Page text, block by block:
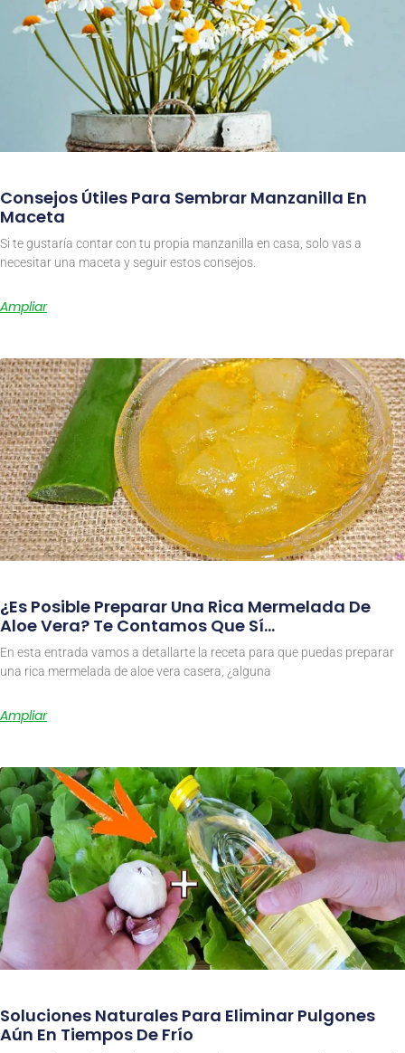
Consejos Útiles Para Sembrar Manzanilla En
Maceta
Si te gustaría contar con tu propia manzanilla en casa, solo vas a
necesitar una maceta y seguir estos consejos.
Ampliar
¿Es Posible Preparar Una Rica Mermelada De
Aloe Vera? Te Contamos Que Sí…
En esta entrada vamos a detallarte la receta para que puedas preparar
una rica mermelada de aloe vera casera, ¿alguna
Ampliar
Soluciones Naturales Para Eliminar Pulgones
Aún En Tiempos De Frío